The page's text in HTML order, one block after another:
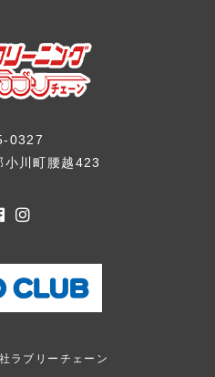
0327
小川町腰越423
ラブリーチェーン